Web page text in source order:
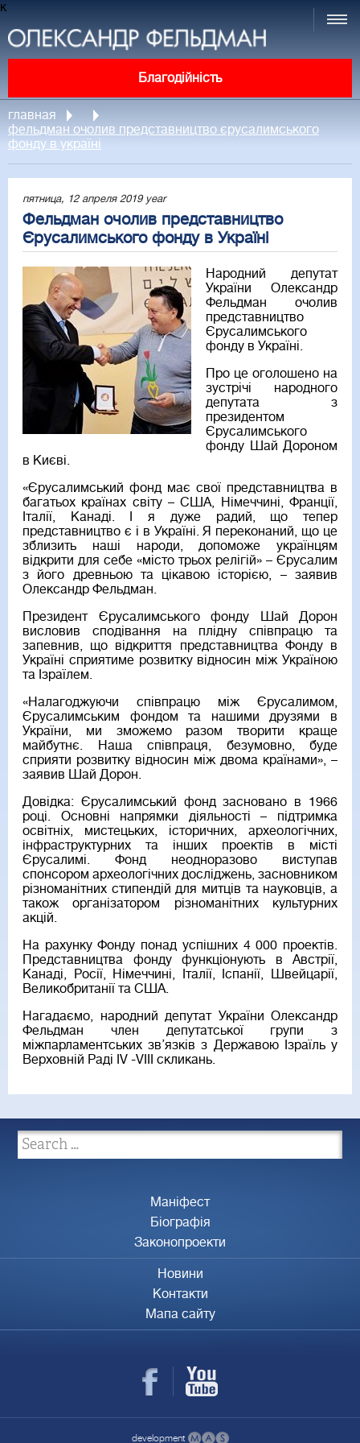
к
Благодійність
главная
фельдман очолив представництво єрусалимського
фонду в україні
пятница, 12 апреля 2019 year
Фельдман очолив представництво
Єрусалимського фонду в Україні
Народний депутат
України Олександр
Фельдман очолив
представництво
Єрусалимського
фонду в Україні.
Про це оголошено на
зустрічі народного
депутата з
президентом
Єрусалимського
фонду Шай Дороном
в Києві.
«Єрусалимський фонд має свої представництва в
багатьох країнах світу – США, Німеччині, Франції,
Італії, Канаді. І я дуже радий, що тепер
представництво є і в Україні. Я переконаний, що це
зблизить наші народи, допоможе українцям
відкрити для себе «місто трьох релігій» – Єрусалим
з його древньою та цікавою історією, – заявив
Олександр Фельдман.
Президент Єрусалимського фонду Шай Дорон
висловив сподівання на плідну співпрацю та
запевнив, що відкриття представництва Фонду в
Україні сприятиме розвитку відносин між Україною
та Ізраїлем.
«Налагоджуючи співпрацю між Єрусалимом,
Єрусалимським фондом та нашими друзями в
України, ми зможемо разом творити краще
майбутнє. Наша співпраця, безумовно, буде
сприяти розвитку відносин між двома країнами», –
заявив Шай Дорон.
Довідка: Єрусалимський фонд засновано в 1966
році. Основні напрямки діяльності – підтримка
освітніх, мистецьких, історичних, археологічних,
інфраструктурних та інших проектів в місті
Єрусалимі. Фонд неодноразово виступав
спонсором археологічних досліджень, засновником
різноманітних стипендій для митців та науковців, а
також організатором різноманітних культурних
акцій.
На рахунку Фонду понад успішних 4 000 проектів.
Представництва фонду функціонують в Австрії,
Канаді, Росії, Німеччині, Італії, Іспанії, Швейцарії,
Великобританії та США.
Нагадаємо, народний депутат України Олександр
Фельдман член депутатської групи з
міжпарламентських зв’язків з Державою Ізраїль у
Верховній Раді ІV -VІІІ скликань.
Маніфест
Біографія
Законопроекти
Новини
Контакти
Мапа сайту
development